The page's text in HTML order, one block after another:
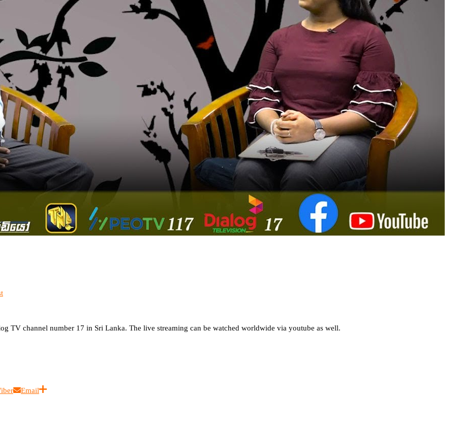
TV channel number 17 in Sri Lanka. The live streaming can be watched worldwide via youtube as well.
Email